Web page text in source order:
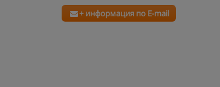
+ информация по E-mail